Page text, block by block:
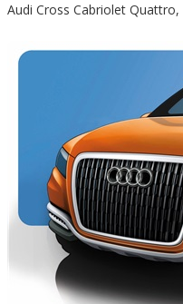
Audi Cross Cabriolet Quattro,